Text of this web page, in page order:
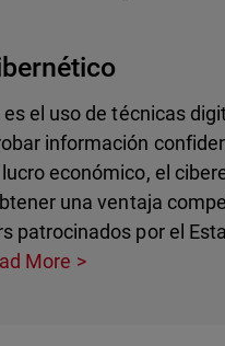
el uso de técnicas
información
económico, el
una ventaja
patrocinados por el
More